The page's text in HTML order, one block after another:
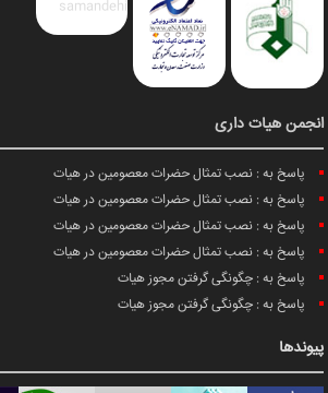
انجمن هیات داری
پاسخ به : نصب تمثال حضرات معصومین در هیات
پاسخ به : نصب تمثال حضرات معصومین در هیات
پاسخ به : نصب تمثال حضرات معصومین در هیات
پاسخ به : نصب تمثال حضرات معصومین در هیات
پاسخ به : چگونگی گرفتن مجوز هیات
پاسخ به : چگونگی گرفتن مجوز هیات
پیوندها